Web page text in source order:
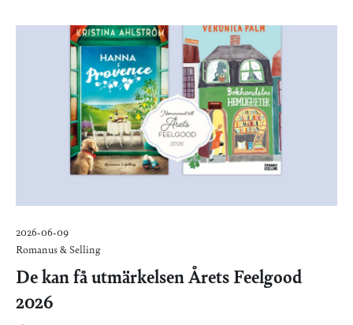
2026-06-09
Romanus & Selling
De kan få utmärkelsen Årets Feelgood
2026